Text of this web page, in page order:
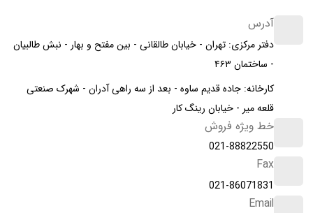
آدرس
دفتر مرکزی: تهران - خیابان طالقانی - بین مفتح و بهار - نبش طالبیان
- ساختمان ۴۶۳
کارخانه: جاده قدیم ساوه - بعد از سه راهی آدران - شهرک صنعتی
قلعه میر - خیابان رینگ کار
خط ویژه فروش
021-88822550
Fax
021-86071831
Email